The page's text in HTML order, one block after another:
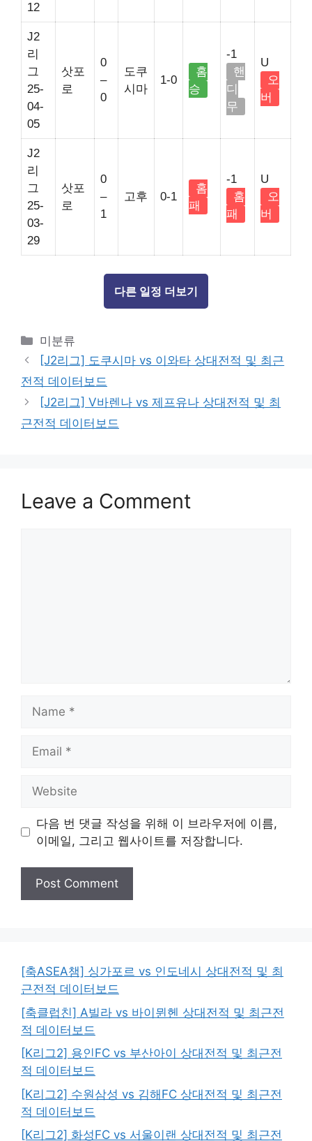
12
J2
리
그
25-
04-
05
삿포
로
0
–
0
도쿠
시마
1-0
홈
승
-1
핸
디
무
U
오
버
J2
리
그
25-
03-
29
삿포
로
0
–
1
고후 0-1
홈
패
-1
홈
패
U
오
버
다른 일정 더보기
Categories
미분류
[J2리그] 도쿠시마 vs 이와타 상대전적 및 최근
전적 데이터보드
[J2리그] V바렌나 vs 제프유나 상대전적 및 최
근전적 데이터보드
Leave a Comment
다음 번 댓글 작성을 위해 이 브라우저에 이름,
이메일, 그리고 웹사이트를 저장합니다.
[축ASEA챔] 싱가포르 vs 인도네시 상대전적 및 최
근전적 데이터보드
[축클럽친] A빌라 vs 바이뮌헨 상대전적 및 최근전
적 데이터보드
[K리그2] 용인FC vs 부산아이 상대전적 및 최근전
적 데이터보드
[K리그2] 수원삼성 vs 김해FC 상대전적 및 최근전
적 데이터보드
[K리그2] 화성FC vs 서울이랜 상대전적 및 최근전